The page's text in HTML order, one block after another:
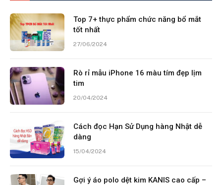
Top 7+ thực phẩm chức năng bổ mắt
tốt nhất
27/06/2024
Rò rỉ mẫu iPhone 16 màu tím đẹp lịm
tim
20/04/2024
Cách đọc Hạn Sử Dụng hàng Nhật dễ
dàng
15/04/2024
Gợi ý áo polo dệt kim KANIS cao cấp –